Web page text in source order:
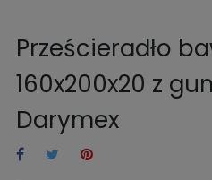
Prześcieradło
160x200x20 z
Darymex